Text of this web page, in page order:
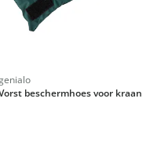
beschermhoes voor kraan